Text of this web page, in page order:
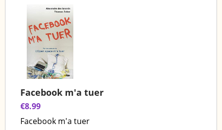
Facebook m'a tuer
€8.99
Facebook m'a tuer